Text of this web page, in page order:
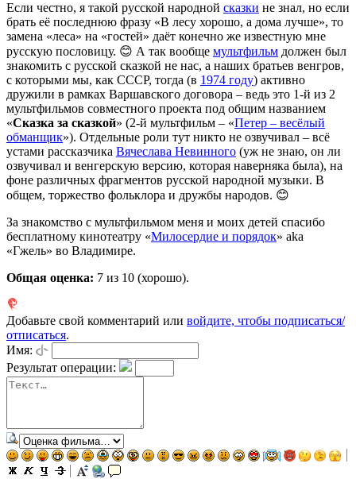
Если честно, я такой русской народной сказки не знал, но если
брать её последнюю фразу «В лесу хорошо, а дома лучше», то
замена «леса» на «гостей» даёт конечно же известную мне
русскую пословицу. 😊 А так вообще мультфильм должен был
знакомить с русской сказкой не нас, а наших братьев венгров,
с которыми мы, как СССР, тогда (в 1974 году) активно
дружили в рамках Варшавского договора – ведь это 1-й из 2
мультфильмов совместного проекта под общим названием
«Сказка за сказкой» (2-й мультфильм – «Петер – весёлый
обманщик»). Отдельные роли тут никто не озвучивал – всё
устами рассказчика Вячеслава Невинного (уж не знаю, он ли
озвучивал и венгерскую версию, которая наверняка была), на
фоне различных фрагментов русской народной музыки. В
общем, торжество фольклора и дружбы народов. 😊
За знакомство с мультфильмом меня и моих детей спасибо
бесплатному кинотеатру «Милосердие и порядок» aka
«Гжель» во Владимире.
Общая оценка: 7 из 10 (хорошо).
Добавьте свой комментарий или войдите, чтобы подписаться/
отписаться.
Имя:
Результат операции: